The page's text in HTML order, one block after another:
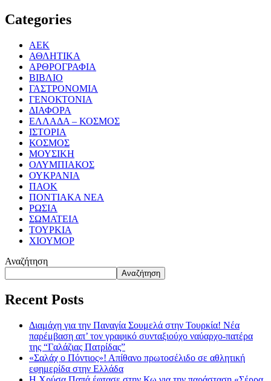
Categories
ΑΕΚ
ΑΘΛΗΤΙΚΑ
ΑΡΘΡΟΓΡΑΦΙΑ
ΒΙΒΛΙΟ
ΓΑΣΤΡΟΝΟΜΙΑ
ΓΕΝΟΚΤΟΝΙΑ
ΔΙΑΦΟΡΑ
ΕΛΛΑΔΑ – ΚΟΣΜΟΣ
ΙΣΤΟΡΙΑ
ΚΟΣΜΟΣ
ΜΟΥΣΙΚΗ
ΟΛΥΜΠΙΑΚΟΣ
ΟΥΚΡΑΝΙΑ
ΠΑΟΚ
ΠΟΝΤΙΑΚΑ ΝΕΑ
ΡΩΣΙΑ
ΣΩΜΑΤΕΙΑ
ΤΟΥΡΚΙΑ
ΧΙΟΥΜΟΡ
Αναζήτηση
Αναζήτηση
Recent Posts
Διαμάχη για την Παναγία Σουμελά στην Τουρκία! Νέα
παρέμβαση απ’ τον γραφικό συνταξιούχο ναύαρχο-πατέρα
της “Γαλάζιας Πατρίδας”
«Σαλάχ ο Πόντιος»! Απίθανο πρωτοσέλιδο σε αθλητική
εφημερίδα στην Ελλάδα